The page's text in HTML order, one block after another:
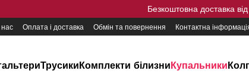
Безкоштовна доставка
Оплата і доставка Обмін та повернення Контактна
ТрусикиКомплекти білизниКупальники